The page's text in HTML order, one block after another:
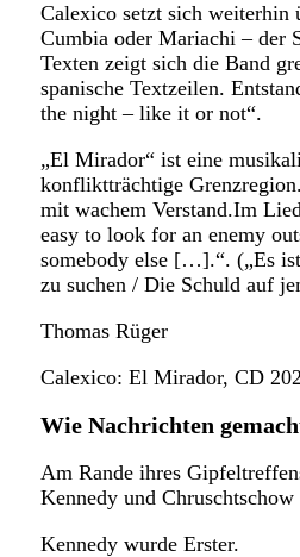
Calexico setzt sich weiterhin
Cumbia oder Mariachi – der
Texten zeigt sich die Band
spanische Textzeilen.
the night – like it or not“.
„El Mirador“ ist eine
konfliktträchtige
mit wachem Verstand.Im
easy to look for an enemy
somebody else […].“. („Es
zu suchen / Die Schuld auf
Thomas Rüger
Calexico: El Mirador, CD
Wie Nachrichten
Am Rande ihres
Kennedy und
Kennedy wurde Erster.